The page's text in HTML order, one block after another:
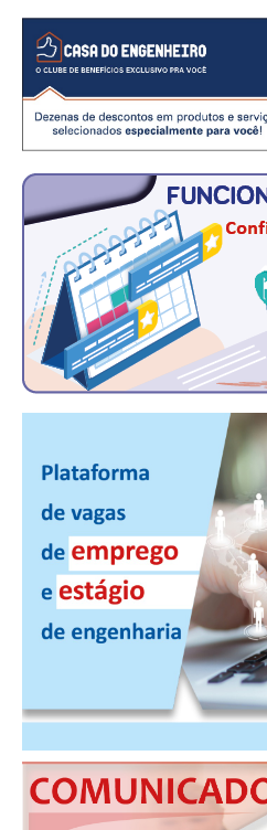
CAMPANHAS SALARIAIS
PALAVRA DO MURILO
CONTEÚDO ESPECIAL
JORNAL DO ENGENHEIRO
AGENDA
SEESP NOTÍCIAS
NOTÍCIAS NO WHATSAPP
PUBLICAÇÕES
MANUAL DE REDAÇÃO
RELEASES
CADASTRO
ATUALIZAÇÃO CADASTRAL